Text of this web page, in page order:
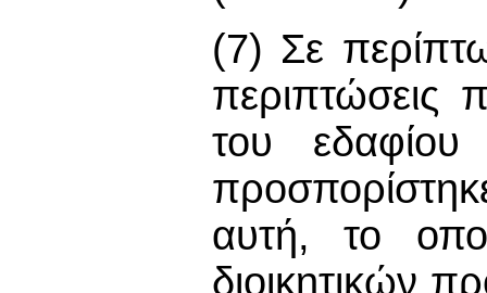
(7) Σε
περιπτώσεις
του
αυτή, το
διοικητικών